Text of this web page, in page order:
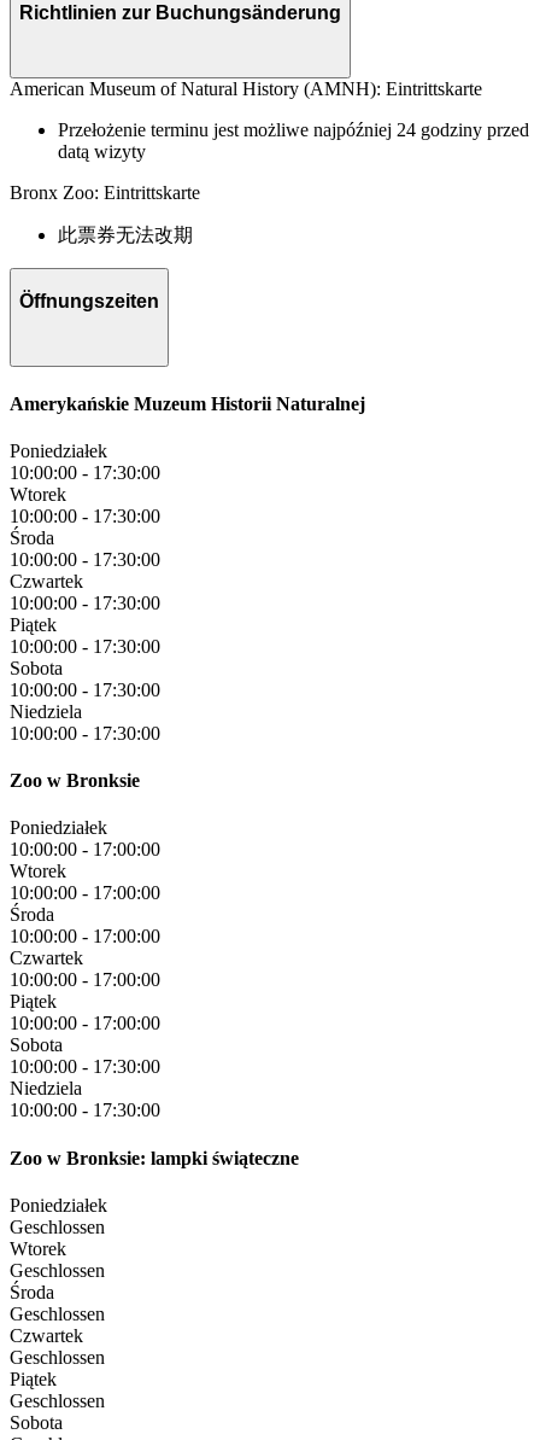
Richtlinien zur Buchungsänderung
American Museum of Natural History (AMNH): Eintrittskarte
Przełożenie terminu jest możliwe najpóźniej 24 godziny przed
datą wizyty
Bronx Zoo: Eintrittskarte
此票券无法改期
Öffnungszeiten
Amerykańskie Muzeum Historii Naturalnej
Poniedziałek
10:00:00 - 17:30:00
Wtorek
10:00:00 - 17:30:00
Środa
10:00:00 - 17:30:00
Czwartek
10:00:00 - 17:30:00
Piątek
10:00:00 - 17:30:00
Sobota
10:00:00 - 17:30:00
Niedziela
10:00:00 - 17:30:00
Zoo w Bronksie
Poniedziałek
10:00:00 - 17:00:00
Wtorek
10:00:00 - 17:00:00
Środa
10:00:00 - 17:00:00
Czwartek
10:00:00 - 17:00:00
Piątek
10:00:00 - 17:00:00
Sobota
10:00:00 - 17:30:00
Niedziela
10:00:00 - 17:30:00
Zoo w Bronksie: lampki świąteczne
Poniedziałek
Geschlossen
Wtorek
Geschlossen
Środa
Geschlossen
Czwartek
Geschlossen
Piątek
Geschlossen
Sobota